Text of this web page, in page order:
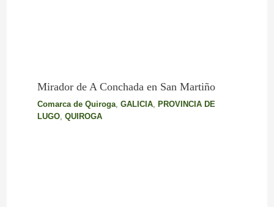
Mirador de A Conchada en San Martiño
Comarca de Quiroga, GALICIA, PROVINCIA DE
LUGO, QUIROGA